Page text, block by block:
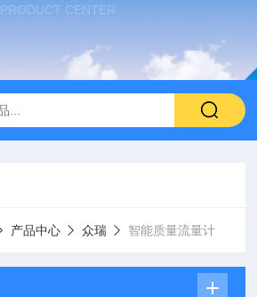
PRODUCT CENTER
产品中心 众瑞 智能质量流量计